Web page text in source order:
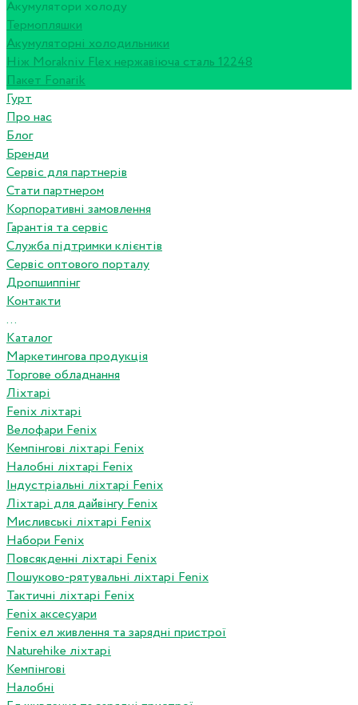
Акумулятори холоду
Термопляшки
Акумуляторні холодильники
Ніж Morakniv Flex нержавіюча сталь 12248
Пакет Fonarik
Гурт
Про нас
Блог
Бренди
Сервіс для партнерів
Стати партнером
Корпоративні замовлення
Гарантія та сервіс
Служба підтримки клієнтів
Сервіс оптового порталу
Дропшиппінг
Контакти
...
Каталог
Маркетингова продукція
Торгове обладнання
Ліхтарі
Fenix ліхтарі
Велофари Fenix
Кемпінгові ліхтарі Fenix
Налобні ліхтарі Fenix
Індустріальні ліхтарі Fenix
Ліхтарі для дайвінгу Fenix
Мисливські ліхтарі Fenix
Набори Fenix
Повсякденні ліхтарі Fenix
Пошуково-рятувальні ліхтарі Fenix
Тактичні ліхтарі Fenix
Fenix аксесуари
Fenix ел живлення та зарядні пристрої
Naturehike ліхтарі
Кемпінгові
Налобні